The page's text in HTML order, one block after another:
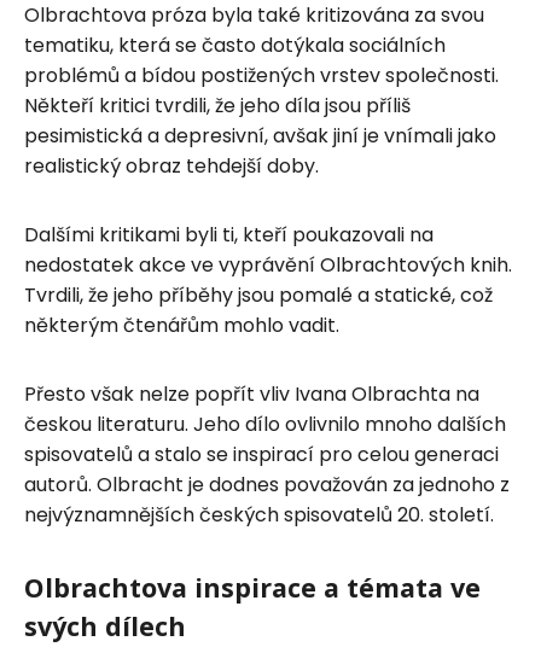
Olbrachtova próza byla také kritizována za svou
tematiku, která se často dotýkala sociálních
problémů a bídou postižených vrstev společnosti.
Někteří kritici tvrdili, že jeho díla jsou příliš
pesimistická a depresivní, avšak jiní je vnímali jako
realistický obraz tehdejší doby.
Dalšími kritikami byli ti, kteří poukazovali na
nedostatek akce ve vyprávění Olbrachtových knih.
Tvrdili, že jeho příběhy jsou pomalé a statické, což
některým čtenářům mohlo vadit.
Přesto však nelze popřít vliv Ivana Olbrachta na
českou literaturu. Jeho dílo ovlivnilo mnoho dalších
spisovatelů a stalo se inspirací pro celou generaci
autorů. Olbracht je dodnes považován za jednoho z
nejvýznamnějších českých spisovatelů 20. století.
Olbrachtova inspirace a témata ve
svých dílech